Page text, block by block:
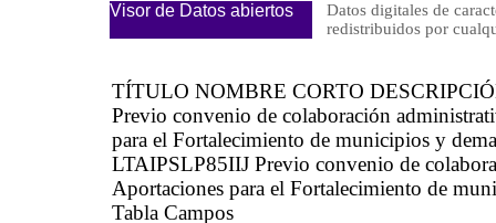
Visor de Datos abiertos
Datos digitales de
redistribuidos por
TÍTULO NOMBRE CORTO
Previo convenio de colaboración
para el Fortalecimiento de municipios y
LTAIPSLP85IIJ Previo convenio de
Aportaciones para el Fortalecimiento de
Tabla Campos